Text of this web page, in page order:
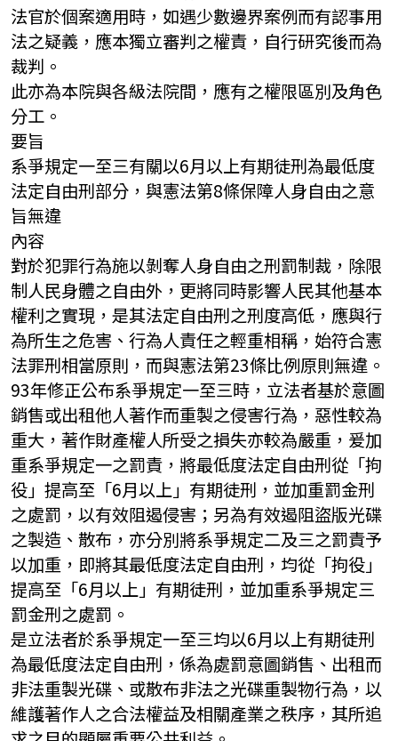
法官於個案適用時，如遇少數邊界案例而有認事用
法之疑義，應本獨立審判之權責，自行研究後而為
裁判。
此亦為本院與各級法院間，應有之權限區別及角色
分工。
要旨
系爭規定一至三有關以6月以上有期徒刑為最低度
法定自由刑部分，與憲法第8條保障人身自由之意
旨無違
內容
對於犯罪行為施以剝奪人身自由之刑罰制裁，除限
制人民身體之自由外，更將同時影響人民其他基本
權利之實現，是其法定自由刑之刑度高低，應與行
為所生之危害、行為人責任之輕重相稱，始符合憲
法罪刑相當原則，而與憲法第23條比例原則無違。
93年修正公布系爭規定一至三時，立法者基於意圖
銷售或出租他人著作而重製之侵害行為，惡性較為
重大，著作財產權人所受之損失亦較為嚴重，爰加
重系爭規定一之罰責，將最低度法定自由刑從「拘
役」提高至「6月以上」有期徒刑，並加重罰金刑
之處罰，以有效阻遏侵害；另為有效遏阻盜版光碟
之製造、散布，亦分別將系爭規定二及三之罰責予
以加重，即將其最低度法定自由刑，均從「拘役」
提高至「6月以上」有期徒刑，並加重系爭規定三
罰金刑之處罰。
是立法者於系爭規定一至三均以6月以上有期徒刑
為最低度法定自由刑，係為處罰意圖銷售、出租而
非法重製光碟、或散布非法之光碟重製物行為，以
維護著作人之合法權益及相關產業之秩序，其所追